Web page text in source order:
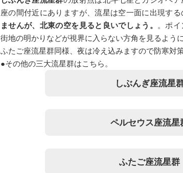
座の間付近にありますが、流星は空一面に出現する
ませんが、北東の空を見ると良いでしょう。
。ポ
街地の明かりなどが視界に入らない方角を見るよう
ふたご座流星群同様、夜は冷え込みますので防寒対
●その他の三大流星群はこちら。
しぶんぎ座流星
ペルセウス座流星
ふたご座流星群